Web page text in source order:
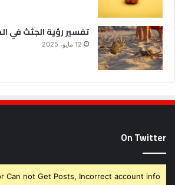
تفسير رؤية الجثث في
12 مايو، 2025
On Twitter
Can not Get Posts, Incorrect account info.